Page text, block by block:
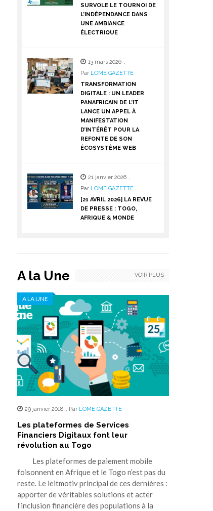
SURVOLE LE TOURNOI DE
L’INDÉPENDANCE DANS
UNE AMBIANCE
ÉLECTRIQUE
13 mars 2026 ,
Par LOME GAZETTE
TRANSFORMATION
DIGITALE : UN LEADER
PANAFRICAIN DE L’IT
LANCE UN APPEL À
MANIFESTATION
D’INTÉRÊT POUR LA
REFONTE DE SON
ÉCOSYSTÈME WEB
21 janvier 2026 ,
Par LOME GAZETTE
[21 AVRIL 2026] LA REVUE
DE PRESSE : TOGO,
AFRIQUE & MONDE
A la Une
A LA UNE
29 janvier 2018 , Par LOME GAZETTE
Les plateformes de Services
Financiers Digitaux font leur
révolution au Togo
Les plateformes de paiement mobile
foisonnent en Afrique et le Togo n’est pas du
reste. Le leitmotiv principal de ces dernières :
apporter de véritables solutions et acter
l’inclusion financière des populations à la
VOIR PLUS